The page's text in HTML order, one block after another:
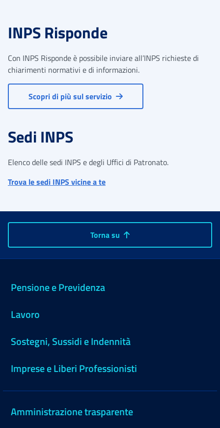
INPS Risponde
Con INPS Risponde è possibile inviare all’INPS richieste di
chiarimenti normativi e di informazioni.
Scopri di più sul servizio
Sedi INPS
Elenco delle sedi INPS e degli Uffici di Patronato.
Trova le sedi INPS vicine a te
Torna su
Pensione e Previdenza
Lavoro
Sostegni, Sussidi e Indennità
Imprese e Liberi Professionisti
Amministrazione trasparente